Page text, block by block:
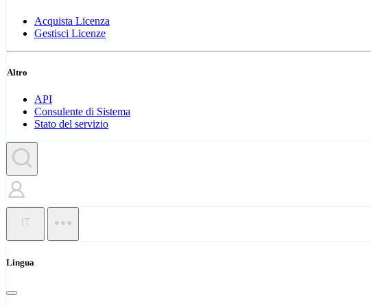
Acquista Licenza
Gestisci Licenze
Altro
API
Consulente di Sistema
Stato del servizio
IT
Lingua